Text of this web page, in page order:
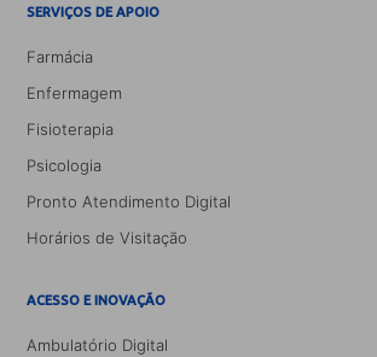
SERVIÇOS DE APOIO
Farmácia
Enfermagem
Fisioterapia
Psicologia
Pronto Atendimento Digital
Horários de Visitação
ACESSO E INOVAÇÃO
Ambulatório Digital